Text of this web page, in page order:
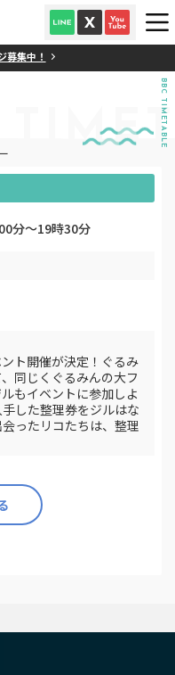
集中！
BBC TIMETABLE
分〜19時30分
ト開催が決定！ぐるみ
同じくぐるみんの大フ
もイベントに参加しよ
した整理券をジルはな
ったリコたちは、整理